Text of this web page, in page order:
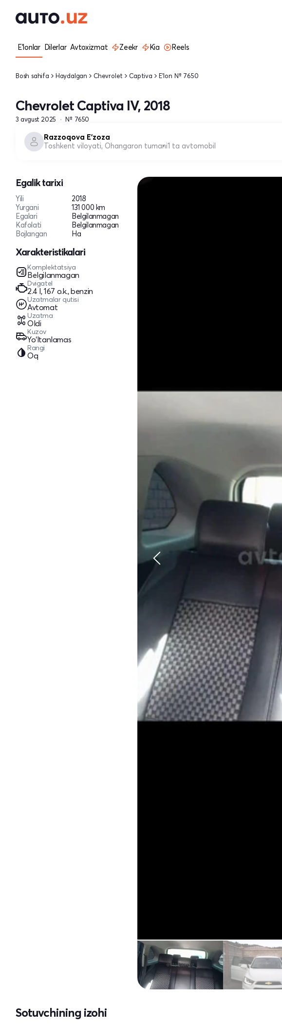
E'lonlar Dilerlar Avtoxizmat Zeekr Kia Reels
Bosh sahifa Haydalgan Chevrolet Captiva E'lon № 7650
Chevrolet Captiva IV, 2018
3 avgust 2025 № 7650
Razzoqova E'zoza
Toshkent viloyati, Ohangaron tumani1 ta avtomobil
Egalik tarixi
Yili
2018
Yurgani
131 000 km
Egalari
Belgilanmagan
Kafolati
Belgilanmagan
Bojlangan
Ha
Xarakteristikalari
Komplektatsiya
Belgilanmagan
Dvigatel
2.4 l, 167 o.k., benzin
Uzatmalar qutisi
Avtomat
Uzatma
Oldi
Kuzov
Yo‘ltanlamas
Rangi
Oq
Sotuvchining izohi